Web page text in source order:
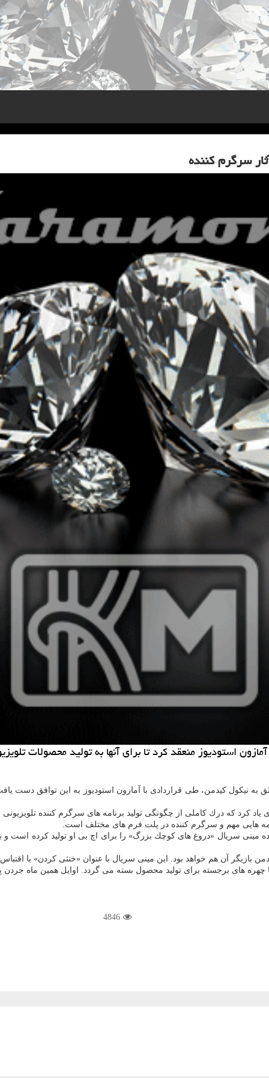
سرگرم كننده
استودیوز منعقد كرد تا برای آنها به تولید محصولات
به نیكول كیدمن، طی قراردادی با آمازون استودیوز به این توافق دست
یاد كرد كه درك كاملی از چگونگی تولید برنامه های سرگرم كننده
هایی مهم و سرگرم كننده در پلت فرم های مختلف است.
مینی سریال «دروغ های كوچك بزرگ» را برای اچ بی او تولید كرده
بازیگر آن هم خواهد بود. این مینی سریال با عنوان «خنثی كردن» با
چهره های برجسته برای تولید محصول بسته می گردد. اوایل همین ماه جردن
4846